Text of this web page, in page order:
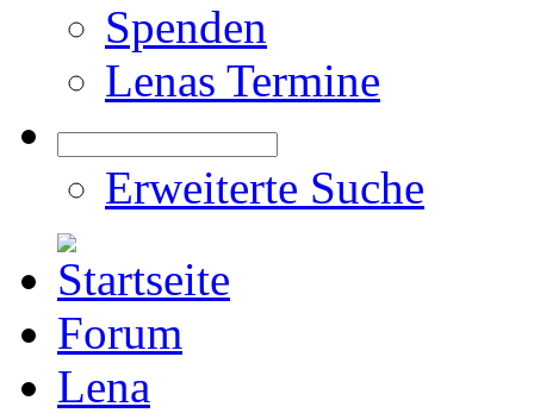
Spenden
Lenas Termine
Erweiterte Suche
Forum
Lena